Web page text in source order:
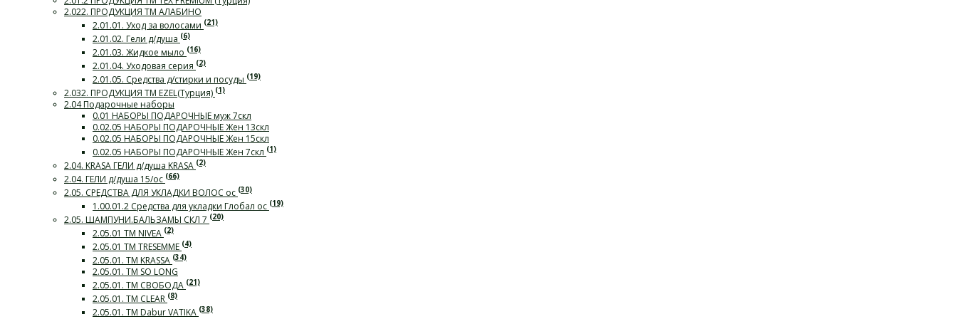
2.022. ПРОДУКЦИЯ ТМ АЛАБИНО
2.01.01. Уход за волосами (21)
2.01.02. Гели д/душа (6)
2.01.03. Жидкое мыло (16)
2.01.04. Уходовая серия (2)
2.01.05. Средства д/стирки и посуды (19)
2.032. ПРОДУКЦИЯ ТМ EZEL(Турция) (1)
2.04 Подарочные наборы
0.01 НАБОРЫ ПОДАРОЧНЫЕ муж 7скл
0.02.05 НАБОРЫ ПОДАРОЧНЫЕ Жен 13скл
0.02.05 НАБОРЫ ПОДАРОЧНЫЕ Жен 15скл
0.02.05 НАБОРЫ ПОДАРОЧНЫЕ Жен 7скл (1)
2.04. KRASA ГЕЛИ д/душа KRASA (2)
2.04. ГЕЛИ д/душа 15/ос (66)
2.05. СРЕДСТВА ДЛЯ УКЛАДКИ ВОЛОС ос (30)
1.00.01.2 Средства для укладки Глобал ос (19)
2.05. ШАМПУНИ.БАЛЬЗАМЫ СКЛ 7 (20)
2.05.01 ТМ NIVEA (2)
2.05.01 ТМ TRESEMME (4)
2.05.01. ТМ KRASSA (34)
2.05.01. ТМ SO LONG
2.05.01. ТМ СВОБОДА (21)
2.05.01. ТМ CLEAR (8)
2.05.01. ТМ Dabur VATIKA (38)